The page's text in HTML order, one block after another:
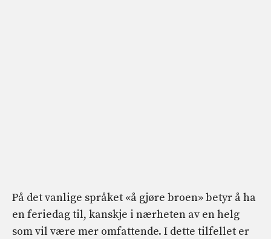
På det vanlige språket «å gjøre broen» betyr å ha
en feriedag til, kanskje i nærheten av en helg
som vil være mer omfattende. I dette tilfellet er